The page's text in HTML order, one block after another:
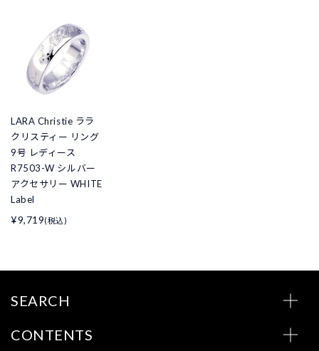
LARA Christie ララ
クリスティー リング
9号 レディース
R7503-W シルバー
アクセサリー WHITE
Label
¥9,719(税込)
SEARCH
CONTENTS